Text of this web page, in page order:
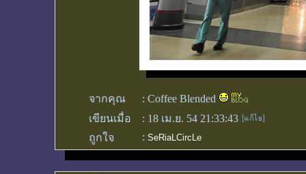
จากคุณ : Coffee Blended
เขียนเมื่อ
: 18 เม.ย. 54 21:33:43
ถูกใจ
: SeRiaLCircLe